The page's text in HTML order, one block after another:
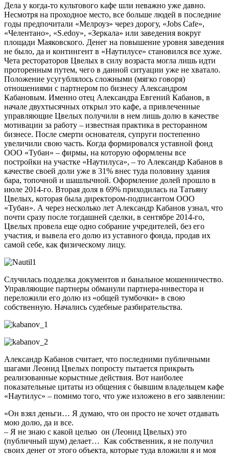
Дела у когда-то культового кафе шли неважно уже давно.
Несмотря на проходное место, все больше людей в последние
годы предпочитали «Мелроуз» через дорогу, «Jobs Cafe»,
«Челентано», «S.edoy», «Зеркала» или заведения вокруг
площади Маяковского. Денег на повышение уровня заведения
не было, да и контингент в «Наутилусе» становился все хуже.
Чета рестораторов Цвелых в силу возраста могла лишь идти
проторенным путем, чего в данной ситуации уже не хватало.
Положение усугублялось сложными (мягко говоря)
отношениями с партнером по бизнесу Александром
Кабановым. Именно отец Александра Евгений Кабанов, в
начале двухтысячных открыл это кафе, а привлеченные
управляющие Цвелых получили в нем лишь долю в качестве
мотивации за работу – известная практика в ресторанном
бизнесе. После смерти основателя, супруги постепенно
увеличили свою часть. Когда формировался уставной фонд
ООО «Тубан» – фирмы, на которую оформлены все
постройки на участке «Наутилуса», – то Александр Кабанов в
качестве своей доли уже в 31% внес туда половину здания
бара, топочной и шашлычной. Оформление долей прошло в
июле 2014-го. Вторая доля в 69% приходилась на Татьяну
Цвелых, которая была директором-подписантом ООО
«Тубан». А через несколько лет Александр Кабанов узнал, что
почти сразу после тогдашней сделки, в сентябре 2014-го,
Цвелых провела еще одно собрание учредителей, без его
участия, и вывела его долю из уставного фонда, продав их
самой себе, как физическому лицу.
Случилась подделка документов и банальное мошенничество.
Управляющие партнеры обманули партнера-инвестора и
переложили его долю из «общей тумбочки» в свою
собственную. Начались судебные разбирательства.
Александр Кабанов считает, что последними публичными
шагами Леонид Цвелых попросту пытается прикрыть
реализованные корыстные действия. Вот наиболее
показательные цитаты из общения с бывшим владельцем кафе
«Наутилус» – помимо того, что уже изложено в его заявлении:
«Он взял деньги… Я думаю, что он просто не хочет отдавать
мою долю, да и все.
– Я не знаю с какой целью он (Леонид Цвелых) это
(публичный шум) делает… Как собственник, я не получил
своих денег от этого объекта, которые туда вложили я и моя